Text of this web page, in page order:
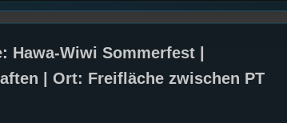
Wiwi Sommerfest |
| Ort: Freifläche zwischen PT